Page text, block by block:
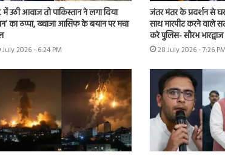
उठी आवाज तो पाकिस्तान ने लगा दिया
का ठप्पा, ख्वाजा आसिफ के बयान पर मचा
July 2026 - 6:24 PM
जंतर मंतर के प्रदर्शन से
साथ मारपीट करने वाले
करे पुलिस- सौरभ भारद्वाज
28 July 2026 - 7:26 PM